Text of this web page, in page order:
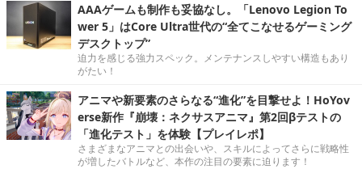
AAAゲームも制作も妥協なし。「Lenovo Legion To
wer 5」はCore Ultra世代の“全てこなせるゲーミング
デスクトップ”
迫力を感じる強力スペック。メンテナンスしやすい構造もあり
がたい！
アニマや新要素のさらなる“進化”を目撃せよ！HoYov
erse新作『崩壊：ネクサスアニマ』第2回βテストの
「進化テスト」を体験【プレイレポ】
さまざまなアニマとの出会いや、スキルによってさらに戦略性
が増したバトルなど、本作の注目の要素に迫ります！